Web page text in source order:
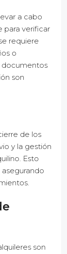
a cabo
para verificar
requiere
o
documentos
son
de los
y la gestión
Esto
asegurando
son